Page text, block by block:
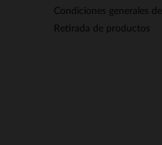
Condiciones generales
Retirada de productos